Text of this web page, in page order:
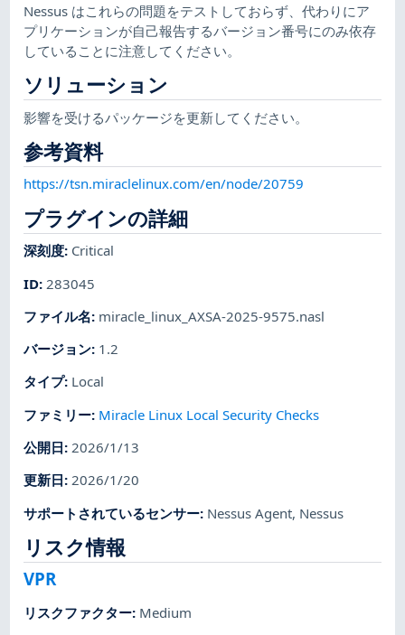
Nessus はこれらの問題をテストしておらず、代わりにア
プリケーションが自己報告するバージョン番号にのみ依存
していることに注意してください。
ソリューション
影響を受けるパッケージを更新してください。
参考資料
https://tsn.miraclelinux.com/en/node/20759
プラグインの詳細
深刻度: Critical
ID: 283045
ファイル名: miracle_linux_AXSA-2025-9575.nasl
バージョン: 1.2
タイプ: Local
ファミリー: Miracle Linux Local Security Checks
公開日:2026/1/13
更新日:2026/1/20
サポートされているセンサー: Nessus Agent, Nessus
リスク情報
VPR
リスクファクター: Medium